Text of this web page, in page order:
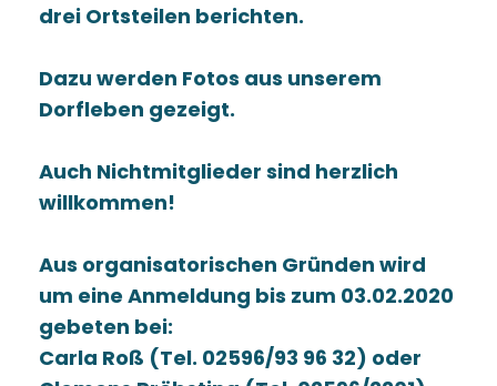
drei Ortsteilen berichten.
Dazu werden Fotos aus unserem
Dorfleben gezeigt.
Auch Nichtmitglieder sind herzlich
willkommen!
Aus organisatorischen Gründen wird
um eine Anmeldung bis zum 03.02.2020
gebeten bei:
Carla Roß (Tel. 02596/93 96 32) oder